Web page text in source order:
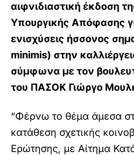
αιφνιδιαστική έκδοση
Υπουργικής Απόφασης
ενισχύσεις ήσσονος
minimis) στην
σύμφωνα με τον
του ΠΑΣΟΚ Γιώργο
“Φέρνω το θέμα άμεσα
κατάθεση σχετικής
Ερώτησης, με Αίτημα